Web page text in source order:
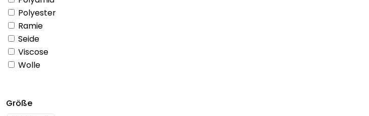
Polyester
Ramie
Seide
Viscose
Wolle
Größe